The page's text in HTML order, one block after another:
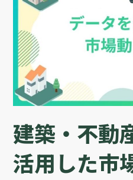
建築・不動
活用した市